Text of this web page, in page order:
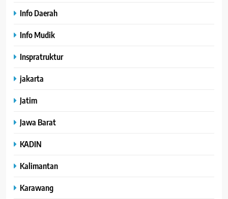
Info Daerah
Info Mudik
Inspratruktur
jakarta
Jatim
Jawa Barat
KADIN
Kalimantan
Karawang